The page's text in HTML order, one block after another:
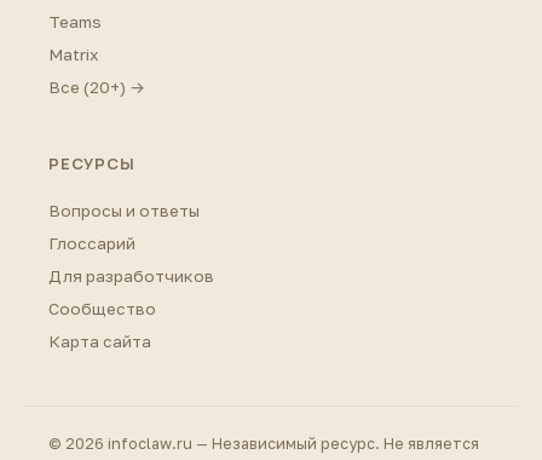
Teams
Matrix
Все (20+) →
РЕСУРСЫ
Вопросы и ответы
Глоссарий
Для разработчиков
Сообщество
Карта сайта
© 2026 infoclaw.ru — Независимый ресурс. Не является